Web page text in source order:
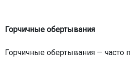
Горчичные обертывания
Горчичные обертывания — часто